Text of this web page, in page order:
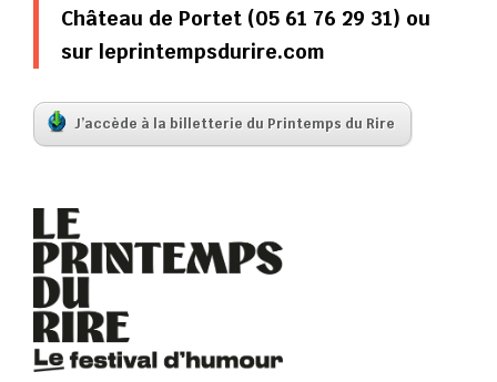
Château de Portet (05 61 76 29 31) ou
sur leprintempsdurire.com
J’accède à la billetterie du Printemps du Rire